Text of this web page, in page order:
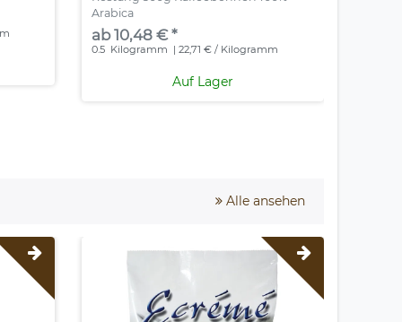
Arabica
ab 10,48 € *
0.5 Kilogramm | 22,71 € / Kilogramm
Auf Lager
Alle ansehen